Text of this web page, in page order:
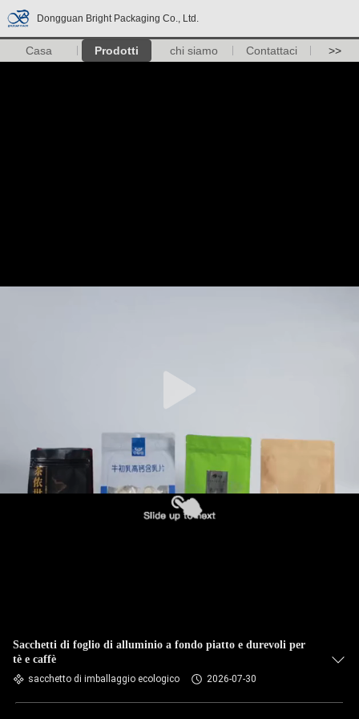
Dongguan Bright Packaging Co., Ltd.
Casa Prodotti chi siamo Contattaci >>
Sacchetti di foglio di alluminio a fondo piatto e durevoli per
tè e caffè
sacchetto di imballaggio ecologico 2026-07-30